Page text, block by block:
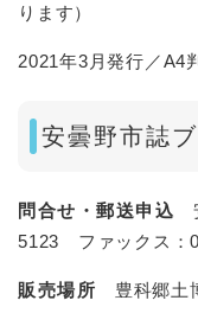
ります）
2021年3月発行／A4
安曇野市誌
問合せ・郵送申込
5123 ファックス：
販売場所 豊科郷土